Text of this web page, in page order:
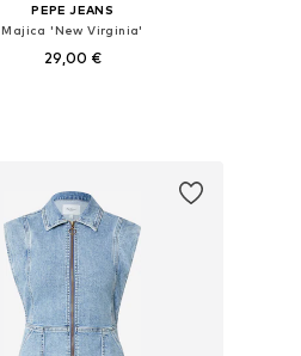
PEPE JEANS
Majica 'New Virginia'
29,00 €